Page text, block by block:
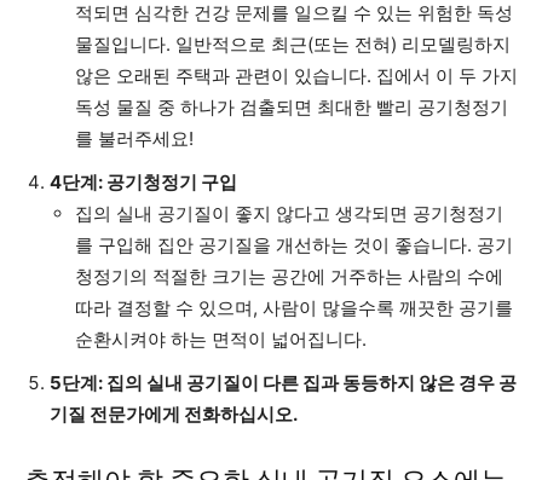
적되면 심각한 건강 문제를 일으킬 수 있는 위험한 독성
물질입니다. 일반적으로 최근(또는 전혀) 리모델링하지
않은 오래된 주택과 관련이 있습니다. 집에서 이 두 가지
독성 물질 중 하나가 검출되면 최대한 빨리 공기청정기
를 불러주세요!
4단계: 공기청정기 구입
집의 실내 공기질이 좋지 않다고 생각되면 공기청정기
를 구입해 집안 공기질을 개선하는 것이 좋습니다. 공기
청정기의 적절한 크기는 공간에 거주하는 사람의 수에
따라 결정할 수 있으며, 사람이 많을수록 깨끗한 공기를
순환시켜야 하는 면적이 넓어집니다.
5단계: 집의 실내 공기질이 다른 집과 동등하지 않은 경우 공
기질 전문가에게 전화하십시오.